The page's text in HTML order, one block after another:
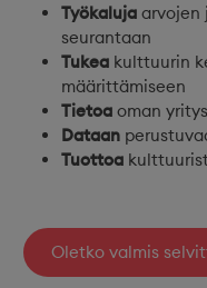
Työkaluja arvojen
seurantaan
Tukea kulttuurin
määrittämiseen
Tietoa oman
Dataan
Tuottoa
Oletko valmis